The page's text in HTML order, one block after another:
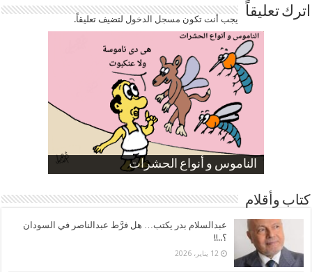
اترك تعليقاً يجب أنت تكون مسجل الدخوللتضيف تعليقاً.
الناموس و أنواع الحشرات
الموظفين بعد ارتفاع الأسعار
ارتفاع نسبة الطلاق في مصر
صورة كاركاتيرية
صورة كاركاتيرية
كتاب وأقلام
عبدالسلام بدر يكتب… هل فرَّط عبدالناصر في السودان
؟..!!
12 يناير، 2026